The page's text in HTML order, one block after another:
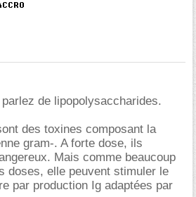
de lipopolysaccharides.
des toxines composant la
gram-. A forte dose, ils
Mais comme beaucoup
doses, elle peuvent stimuler le
par production Ig adaptées par